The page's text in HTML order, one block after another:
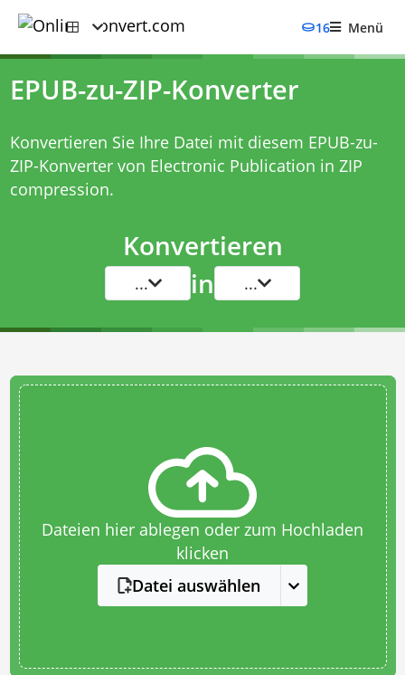
16 Menü
EPUB-zu-ZIP-Konverter
Konvertieren Sie Ihre Datei mit diesem EPUB-zu-
ZIP-Konvertervon Electronic Publication in ZIP
compression.
Konvertieren
... in ...
Dateien hier ablegen oder zum Hochladen
klicken
Datei auswählen